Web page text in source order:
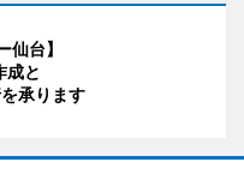
仙台】
成と
承ります